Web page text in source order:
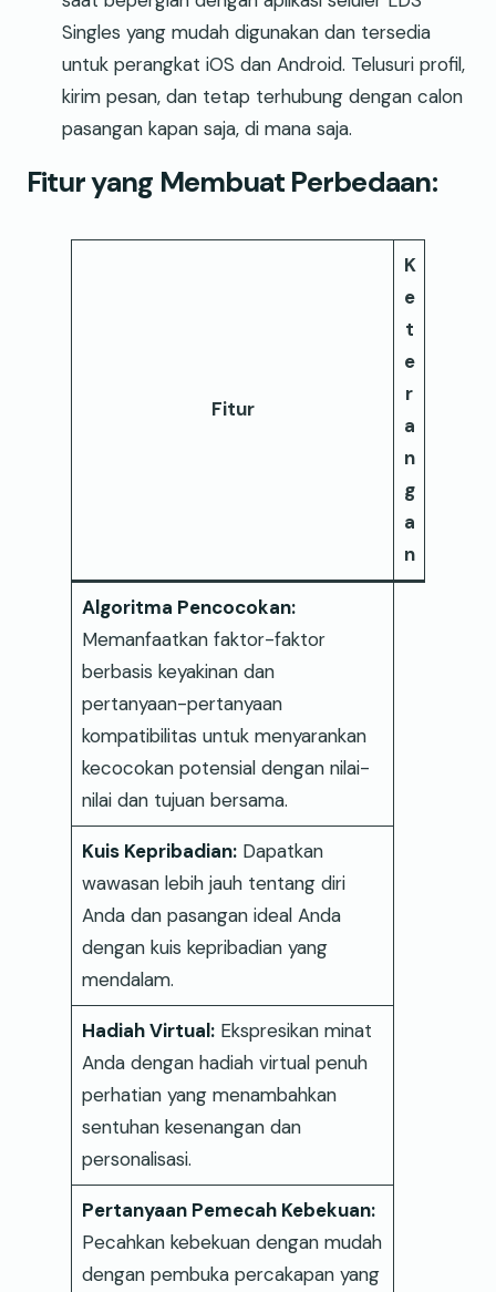
Singles yang mudah digunakan dan tersedia
untuk perangkat iOS dan Android. Telusuri profil,
kirim pesan, dan tetap terhubung dengan calon
pasangan kapan saja, di mana saja.
Fitur yang Membuat Perbedaan:
Fitur
K
e
t
e
r
a
n
g
a
n
Algoritma Pencocokan:
Memanfaatkan faktor-faktor
berbasis keyakinan dan
pertanyaan-pertanyaan
kompatibilitas untuk menyarankan
kecocokan potensial dengan nilai-
nilai dan tujuan bersama.
Kuis Kepribadian:Dapatkan
wawasan lebih jauh tentang diri
Anda dan pasangan ideal Anda
dengan kuis kepribadian yang
mendalam.
Hadiah Virtual:Ekspresikan minat
Anda dengan hadiah virtual penuh
perhatian yang menambahkan
sentuhan kesenangan dan
personalisasi.
Pertanyaan Pemecah Kebekuan:
Pecahkan kebekuan dengan mudah
dengan pembuka percakapan yang